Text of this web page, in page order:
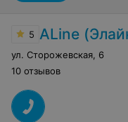
5 ALine
ул. Сторожевская 6
10 отзывов